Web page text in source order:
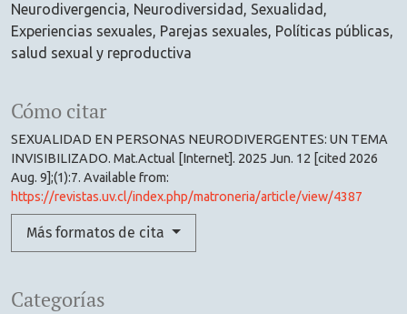
Neurodivergencia Neurodiversidad
Sexualidad
Experiencias sexuales Parejas sexuales Políticas públicas
salud sexual y reproductiva
Categorías
Cómo citar
SEXUALIDAD EN PERSONAS NEURODIVERGENTES: UN TEMA
INVISIBILIZADO. Mat.Actual [Internet]. 2025 Jun. 12 [cited 2026
Aug. 9];(1):7. Available from:
https://revistas.uv.cl/index.php/matroneria/article/view/4387
Más formatos de cita